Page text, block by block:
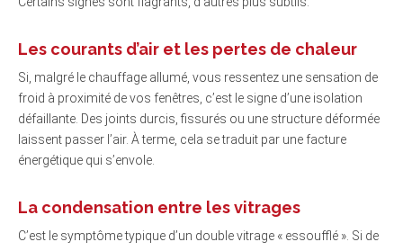
Les courants d’air et les pertes de chaleur
Si, malgré le chauffage allumé, vous ressentez une sensation de
froid à proximité de vos fenêtres, c’est le signe d’une isolation
défaillante. Des joints durcis, fissurés ou une structure déformée
laissent passer l’air. À terme, cela se traduit par une facture
énergétique qui s’envole.
La condensation entre les vitrages
C’est le symptôme typique d’un double vitrage « essoufflé ». Si de